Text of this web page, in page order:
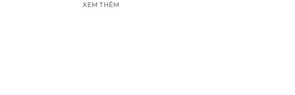
XEM THÊM